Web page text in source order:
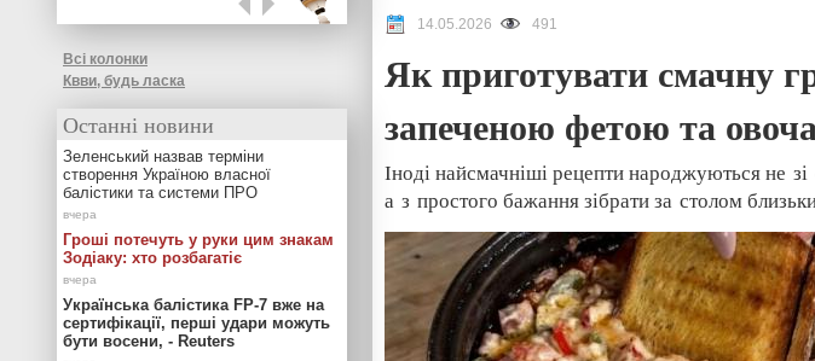
14.05.2026 491
Як приготувати смачну
запеченою фетою та
Іноді найсмачніші рецепти народжуються не зі
а з простого бажання зібрати за столом
Всі колонки
Квви, будь ласка
Останні новини
Зеленський назвав терміни
створення Україною власної
балістики та системи ПРО
Гроші потечуть у руки цим знакам
Зодіаку: хто розбагатіє
Українська балістика FP-7 вже на
сертифікації, перші удари можуть
бути восени, - Reuters